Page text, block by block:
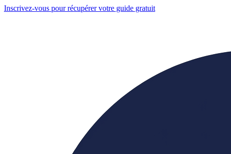
Inscrivez-vous pour récupérer votre guide gratuit